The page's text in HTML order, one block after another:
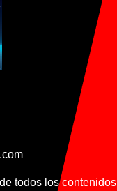
todos los contenidos